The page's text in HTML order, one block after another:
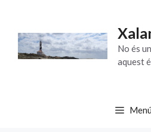
contingut
No és
aquest
Menú